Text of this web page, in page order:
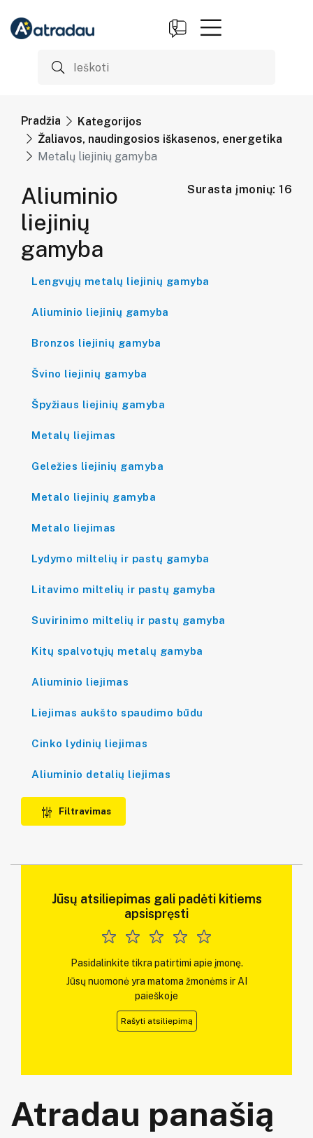
Pradžia
Kategorijos
Žaliavos, naudingosios iškasenos, energetika
Metalų liejinių gamyba
Aliuminio
liejinių
gamyba
Surasta įmonių: 16
Lengvųjų metalų liejinių gamyba
Aliuminio liejinių gamyba
Bronzos liejinių gamyba
Švino liejinių gamyba
Špyžiaus liejinių gamyba
Metalų liejimas
Geležies liejinių gamyba
Metalo liejinių gamyba
Metalo liejimas
Lydymo miltelių ir pastų gamyba
Litavimo miltelių ir pastų gamyba
Suvirinimo miltelių ir pastų gamyba
Kitų spalvotųjų metalų gamyba
Aliuminio liejimas
Liejimas aukšto spaudimo būdu
Cinko lydinių liejimas
Aliuminio detalių liejimas
Filtravimas
Jūsų atsiliepimas gali padėti kitiems
apsispręsti
Pasidalinkite tikra patirtimi apie įmonę.
Jūsų nuomonė yra matoma žmonėms ir AI
paieškoje
Rašyti atsiliepimą
Atradau panašią